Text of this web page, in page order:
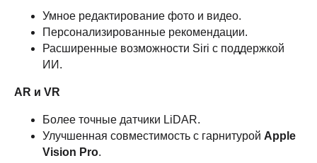
Умное редактирование фото и видео.
Персонализированные рекомендации.
Расширенные возможности Siri с поддержкой
ИИ.
AR и VR
Более точные датчики LiDAR.
Улучшенная совместимость с гарнитурой Apple
Vision Pro.
AirPods
Категории
Аксессуары
Новостной блог
Для клиента
Контакты